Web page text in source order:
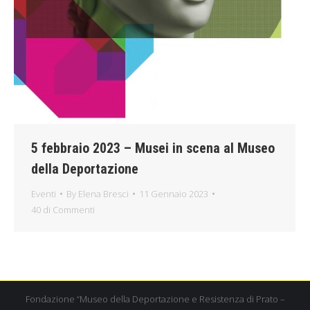
5 febbraio 2023 – Musei in scena al Museo
della Deportazione
Eventi By Elena Bresci
11 Gennaio 2023
40 di Commenti
Fondazione “Museo della Deportazione e Resistenza di Prato –